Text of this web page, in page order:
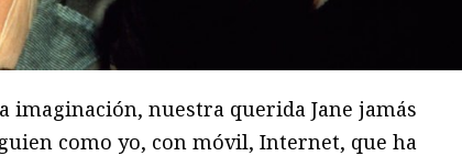
imaginación, nuestra querida Jane jamás
como yo, con móvil, Internet, que ha